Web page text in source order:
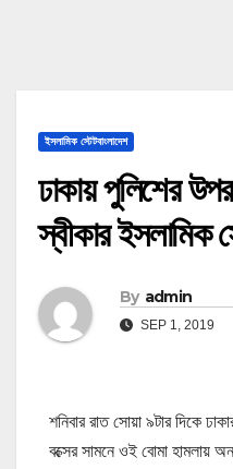
ইসলামিক স্টেটবাংলাদেশ
ঢাকায় পুলিশের
স্বীকার ইসলামিক
By admin
SEP 1, 2019
শনিবার রাত সোয়া ৯টার দিকে
বক্সের সামনে ওই বোমা